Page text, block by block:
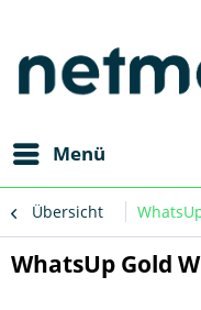
Menü
Übersicht
WhatsUp Gold